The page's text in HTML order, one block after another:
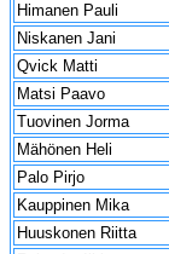
Himanen Pauli
Niskanen Jani
Qvick Matti
Matsi Paavo
Tuovinen Jorma
Mähönen Heli
Palo Pirjo
Kauppinen Mika
Huuskonen Riitta